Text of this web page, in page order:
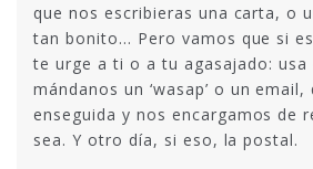
que nos escribieras una carta, o
tan bonito… Pero vamos que si
te urge a ti o a tu agasajado:
mándanos un ‘wasap’ o un
enseguida y nos encargamos de
sea. Y otro día, si eso, la postal.